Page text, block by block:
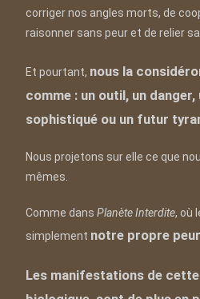
corriger nos angles morts, de
raisonner sans peur et de relier
Et pourtant, nous la
comme : un outil, un danger,
sophistiqué ou un futur
Nous projetons sur elle ce que
mêmes.
Comme dansPlanète Interdite, où
simplement notre propre
Les manifestations de